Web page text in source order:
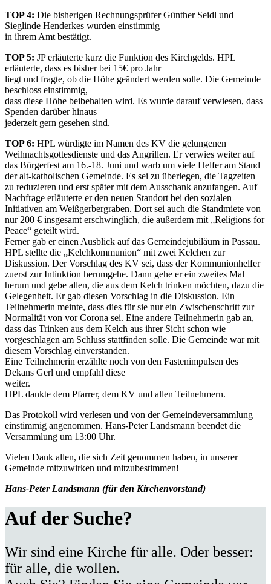
TOP 4: Die bisherigen Rechnungsprüfer Günther Seidl und
Sieglinde Henderkes wurden einstimmig
in ihrem Amt bestätigt.
TOP 5: JP erläuterte kurz die Funktion des Kirchgelds. HPL
erläuterte, dass es bisher bei 15€ pro Jahr
liegt und fragte, ob die Höhe geändert werden solle. Die Gemeinde
beschloss einstimmig,
dass diese Höhe beibehalten wird. Es wurde darauf verwiesen, dass
Spenden darüber hinaus
jederzeit gern gesehen sind.
TOP 6: HPL würdigte im Namen des KV die gelungenen
Weihnachtsgottesdienste und das Angrillen. Er verwies weiter auf
das Bürgerfest am 16.-18. Juni und warb um viele Helfer am Stand
der alt-katholischen Gemeinde. Es sei zu überlegen, die Tagzeiten
zu reduzieren und erst später mit dem Ausschank anzufangen. Auf
Nachfrage erläuterte er den neuen Standort bei den sozialen
Initiativen am Weißgerbergraben. Dort sei auch die Standmiete von
nur 200 € insgesamt erschwinglich, die außerdem mit „Religions for
Peace“ geteilt wird.
Ferner gab er einen Ausblick auf das Gemeindejubiläum in Passau.
HPL stellte die „Kelchkommunion“ mit zwei Kelchen zur
Diskussion. Der Vorschlag des KV sei, dass der Kommunionhelfer
zuerst zur Intinktion herumgehe. Dann gehe er ein zweites Mal
herum und gebe allen, die aus dem Kelch trinken möchten, dazu die
Gelegenheit. Er gab diesen Vorschlag in die Diskussion. Ein
Teilnehmerin meinte, dass dies für sie nur ein Zwischenschritt zur
Normalität von vor Corona sei. Eine andere Teilnehmerin gab an,
dass das Trinken aus dem Kelch aus ihrer Sicht schon wie
vorgeschlagen am Schluss stattfinden solle. Die Gemeinde war mit
diesem Vorschlag einverstanden.
Eine Teilnehmerin erzählte noch von den Fastenimpulsen des
Dekans Gerl und empfahl diese
weiter.
HPL dankte dem Pfarrer, dem KV und allen Teilnehmern.
Das Protokoll wird verlesen und von der Gemeindeversammlung
einstimmig angenommen. Hans-Peter Landsmann beendet die
Versammlung um 13:00 Uhr.
Vielen Dank allen, die sich Zeit genommen haben, in unserer
Gemeinde mitzuwirken und mitzubestimmen!
Hans-Peter Landsmann (für den Kirchenvorstand)
Auf der Suche?
Wir sind eine Kirche für alle. Oder besser:
für alle, die wollen.